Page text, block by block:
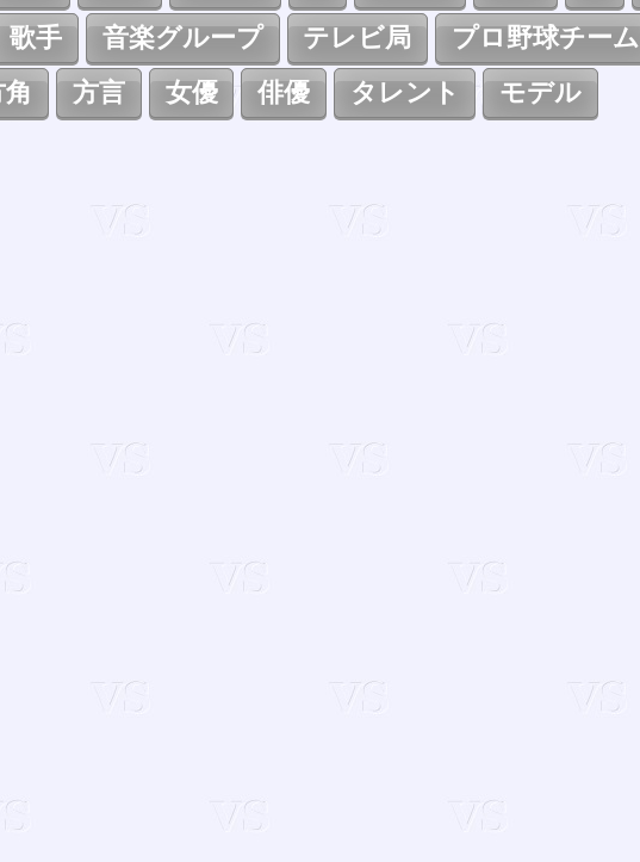
歌手 音楽グループ テレビ局 プロ野球チーム
方言 女優 俳優 タレント モデル